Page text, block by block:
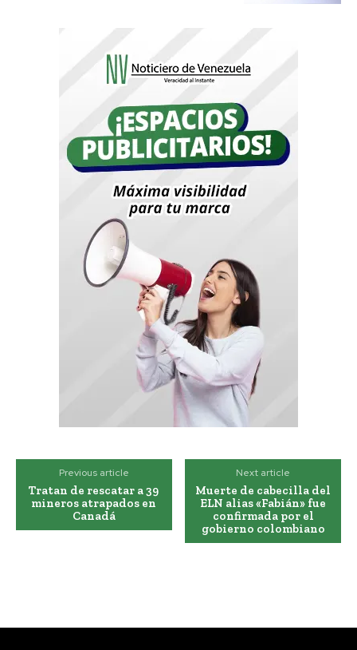
Previous article
Tratan de rescatar a 39
mineros atrapados en
Canadá
Next article
Muerte de cabecilla del
ELN alias «Fabián» fue
confirmada por el
gobierno colombiano